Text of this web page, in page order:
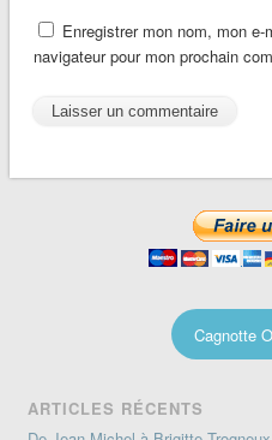
Enregistrer mon nom, mon
navigateur pour mon prochain
Cagnotte
ARTICLES RÉCENTS